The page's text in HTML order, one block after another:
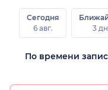
Сегодня
6 авг.
3